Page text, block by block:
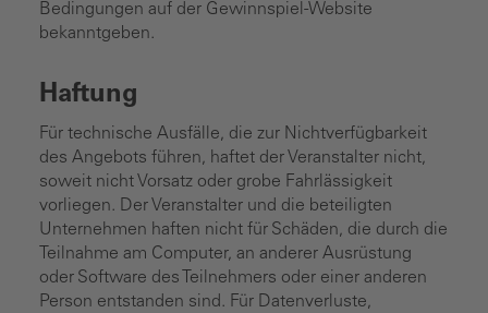
Bedingungen auf der Gewinnspiel-Website
bekanntgeben.
Haftung
Für technische Ausfälle, die zur Nichtverfügbarkeit
des Angebots führen, haftet der Veranstalter nicht,
soweit nicht Vorsatz oder grobe Fahrlässigkeit
vorliegen. Der Veranstalter und die beteiligten
Unternehmen haften nicht für Schäden, die durch die
Teilnahme am Computer, an anderer Ausrüstung
oder Software des Teilnehmers oder einer anderen
Person entstanden sind. Für Datenverluste,